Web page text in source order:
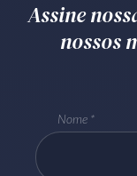
Assine
nossos
Nome